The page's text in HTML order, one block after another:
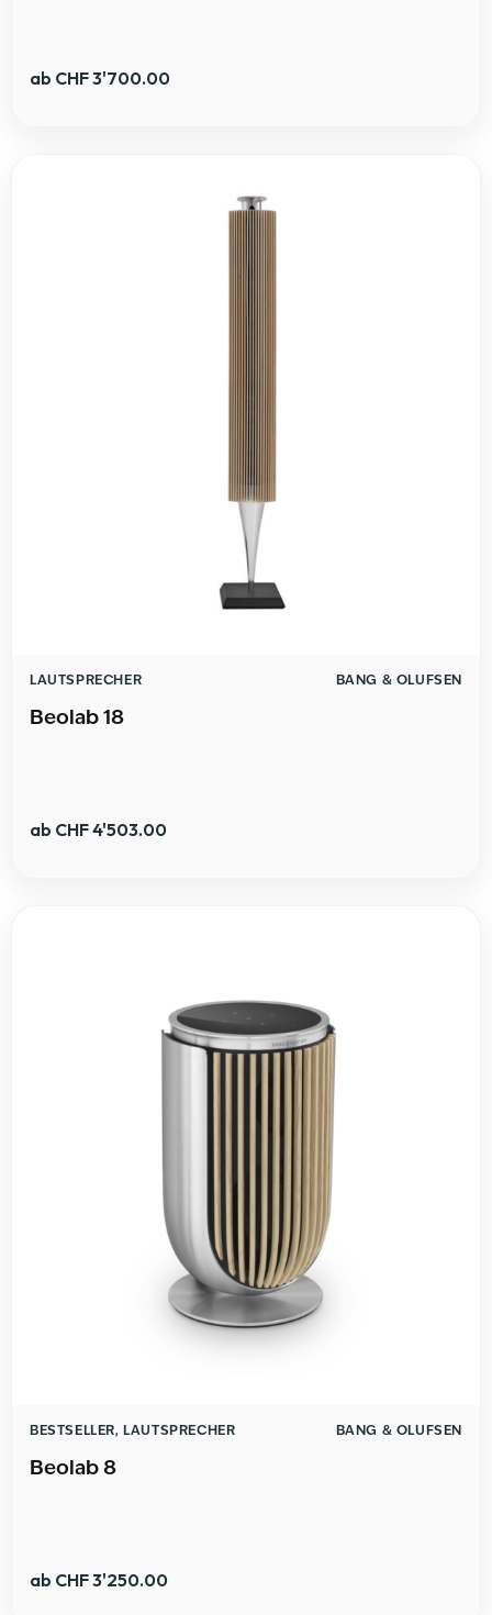
ab CHF3'700.00
LAUTSPRECHER BANG & OLUFSEN
Beolab 18
ab CHF4'503.00
BESTSELLER, LAUTSPRECHER BANG & OLUFSEN
Beolab 8
ab CHF3'250.00